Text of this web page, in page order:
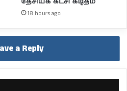
18 hours ago
a Reply